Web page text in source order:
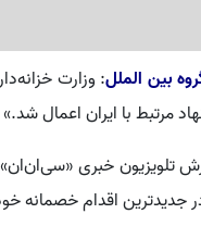
بین الملل: وزارت
تلویزیون خبری
جدیدترین اقدام خصمانه